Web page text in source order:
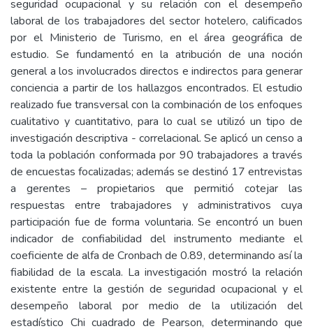
seguridad ocupacional y su relación con el desempeño
laboral de los trabajadores del sector hotelero, calificados
por el Ministerio de Turismo, en el área geográfica de
estudio. Se fundamentó en la atribución de una noción
general a los involucrados directos e indirectos para generar
conciencia a partir de los hallazgos encontrados. El estudio
realizado fue transversal con la combinación de los enfoques
cualitativo y cuantitativo, para lo cual se utilizó un tipo de
investigación descriptiva - correlacional. Se aplicó un censo a
toda la población conformada por 90 trabajadores a través
de encuestas focalizadas; además se destinó 17 entrevistas
a gerentes – propietarios que permitió cotejar las
respuestas entre trabajadores y administrativos cuya
participación fue de forma voluntaria. Se encontró un buen
indicador de confiabilidad del instrumento mediante el
coeficiente de alfa de Cronbach de 0.89, determinando así la
fiabilidad de la escala. La investigación mostró la relación
existente entre la gestión de seguridad ocupacional y el
desempeño laboral por medio de la utilización del
estadístico Chi cuadrado de Pearson, determinando que